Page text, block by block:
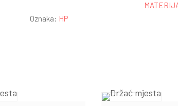
Black
Oznaka: HP